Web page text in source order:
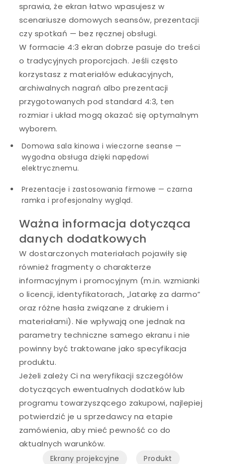
sprawia, że ekran łatwo wpasujesz w
scenariusze domowych seansów, prezentacji
czy spotkań — bez ręcznej obsługi.
W formacie 4:3 ekran dobrze pasuje do treści
o tradycyjnych proporcjach. Jeśli często
korzystasz z materiałów edukacyjnych,
archiwalnych nagrań albo prezentacji
przygotowanych pod standard 4:3, ten
rozmiar i układ mogą okazać się optymalnym
wyborem.
Domowa sala kinowa i wieczorne seanse —
wygodna obsługa dzięki napędowi
elektrycznemu.
Prezentacje i zastosowania firmowe — czarna
ramka i profesjonalny wygląd.
Ważna informacja dotycząca
danych dodatkowych
W dostarczonych materiałach pojawiły się
również fragmenty o charakterze
informacyjnym i promocyjnym (m.in. wzmianki
o licencji, identyfikatorach, „latarkę za darmo”
oraz różne hasła związane z drukiem i
materiałami). Nie wpływają one jednak na
parametry techniczne samego ekranu i nie
powinny być traktowane jako specyfikacja
produktu.
Jeżeli zależy Ci na weryfikacji szczegółów
dotyczących ewentualnych dodatków lub
programu towarzyszącego zakupowi, najlepiej
potwierdzić je u sprzedawcy na etapie
zamówienia, aby mieć pewność co do
aktualnych warunków.
Ekrany projekcyjne Produkt